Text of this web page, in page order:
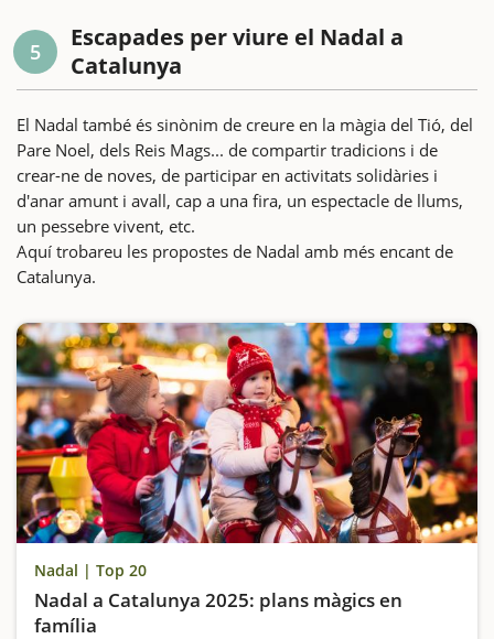
5
Escapades per viure el Nadal a
Catalunya
El Nadal també és sinònim de creure en la màgia del Tió, del
Pare Noel, dels Reis Mags... de compartir tradicions i de
crear-ne de noves, de participar en activitats solidàries i
d'anar amunt i avall, cap a una fira, un espectacle de llums,
un pessebre vivent, etc.
Aquí trobareu les propostes de Nadal amb més encant de
Catalunya.
Nadal | Top 20
Nadal a Catalunya 2025: plans màgics en
família